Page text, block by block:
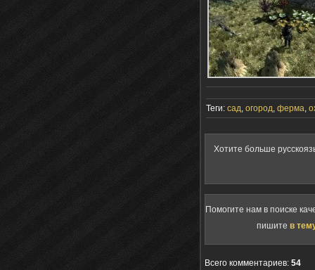
Теги: сад, огород, ферма,
Хотите больше
Помогите нам в поиске
пишите в
Всего комментариев: 54